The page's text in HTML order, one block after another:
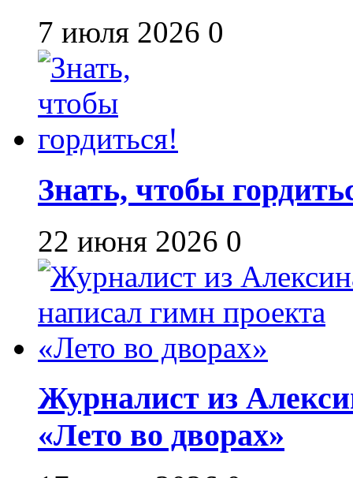
7 июля 2026 0
Знать, чтобы
22 июня 2026 0
Журналист из
«Лето во дворах»